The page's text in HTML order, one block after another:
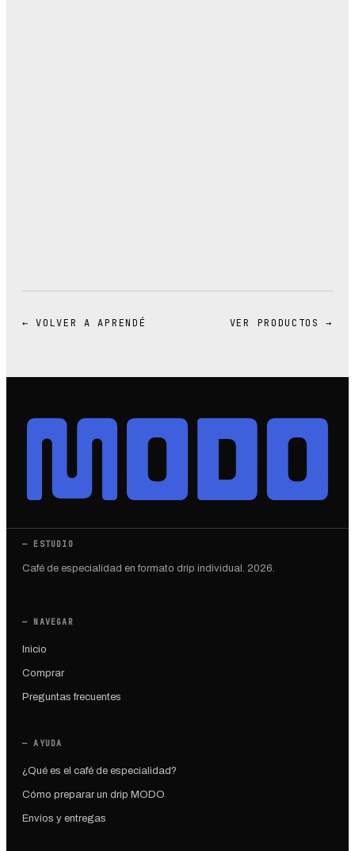
← VOLVER A APRENDÉ VER PRODUCTOS →
— ESTUDIO
Café de especialidad en formato drip individual. 2026.
— NAVEGAR
Inicio
Comprar
Preguntas frecuentes
— AYUDA
¿Qué es el café de especialidad?
Cómo preparar un drip MODO
Envíos y entregas